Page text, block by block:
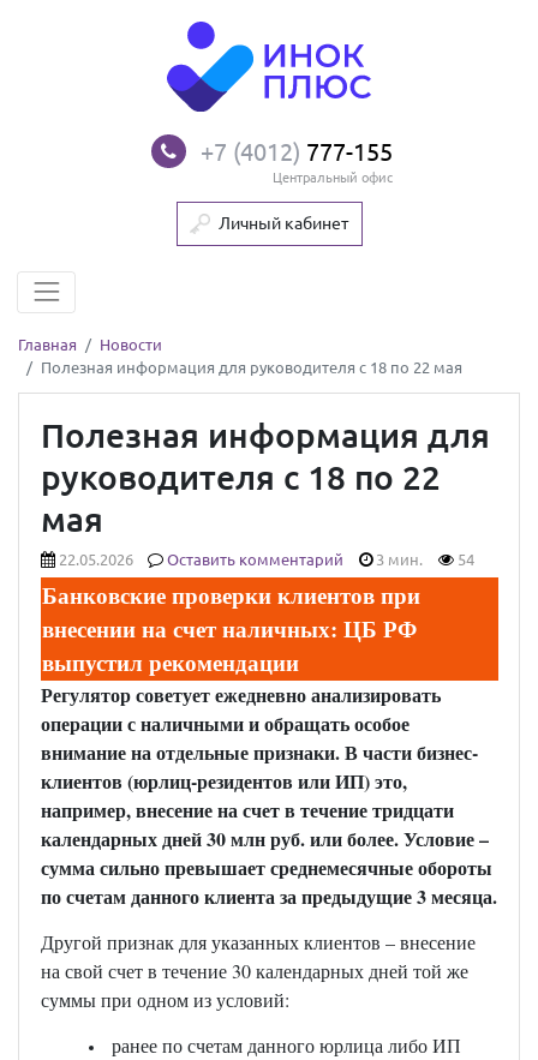
+7 (4012) 777-155
Центральный офис
Личный кабинет
Главная
Новости
Полезная информация для руководителя с 18 по 22 мая
Полезная информация для
руководителя с 18 по 22
мая
22.05.2026 Оставить комментарий 3 мин. 54
Банковские проверки клиентов при
внесении на счет наличных: ЦБ РФ
выпустил рекомендации
Регулятор советует ежедневно анализировать
операции с наличными и обращать особое
внимание на отдельные признаки. В части бизнес-
клиентов (юрлиц-резидентов или ИП) это,
например, внесение на счет в течение тридцати
календарных дней 30 млн руб. или более. Условие –
сумма сильно превышает среднемесячные обороты
по счетам данного клиента за предыдущие 3 месяца.
Другой признак для указанных клиентов – внесение
на свой счет в течение 30 календарных дней той же
суммы при одном из условий:
ранее по счетам данного юрлица либо ИП